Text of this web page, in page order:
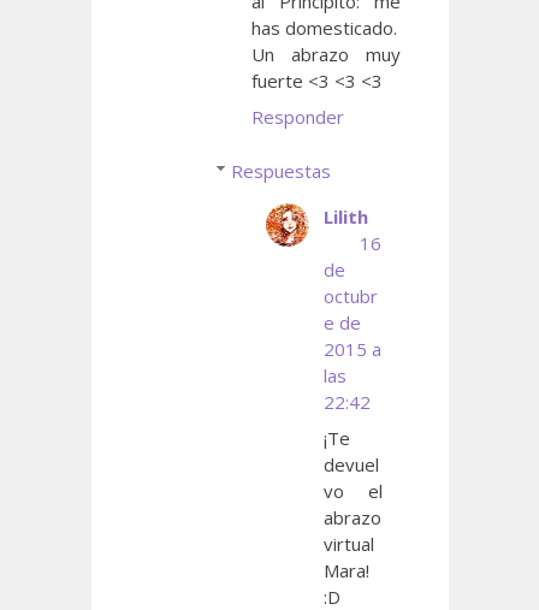
has domesticado.
Un abrazo muy
fuerte <3 <3 <3
Responder
Respuestas
Lilith
16
de
octubr
e de
2015 a
las
22:42
¡Te
devuel
vo el
abrazo
virtual
Mara!
:D